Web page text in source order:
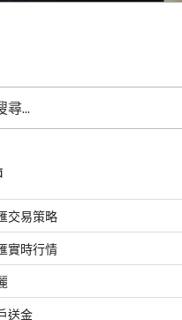
交易策略
實時行情
送金